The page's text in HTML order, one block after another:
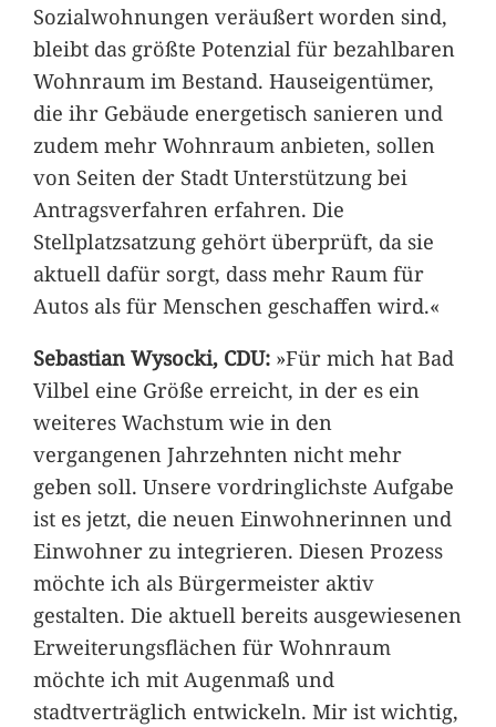
Sozialwohnungen veräußert worden sind,
bleibt das größte Potenzial für bezahlbaren
Wohnraum im Bestand. Hauseigentümer,
die ihr Gebäude energetisch sanieren und
zudem mehr Wohnraum anbieten, sollen
von Seiten der Stadt Unterstützung bei
Antragsverfahren erfahren. Die
Stellplatzsatzung gehört überprüft, da sie
aktuell dafür sorgt, dass mehr Raum für
Autos als für Menschen geschaffen wird.«
Sebastian Wysocki, CDU:»Für mich hat Bad
Vilbel eine Größe erreicht, in der es ein
weiteres Wachstum wie in den
vergangenen Jahrzehnten nicht mehr
geben soll. Unsere vordringlichste Aufgabe
ist es jetzt, die neuen Einwohnerinnen und
Einwohner zu integrieren. Diesen Prozess
möchte ich als Bürgermeister aktiv
gestalten. Die aktuell bereits ausgewiesenen
Erweiterungsflächen für Wohnraum
möchte ich mit Augenmaß und
stadtverträglich entwickeln. Mir ist wichtig,